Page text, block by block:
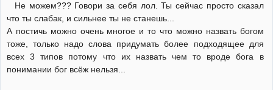
Не можем??? Говори за себя лол. Ты сейчас просто сказал
что ты слабак, и сильнее ты не станешь...
А постичь можно очень многое и то что можно назвать богом
тоже, только надо слова придумать более подходящее для
всех 3 типов потому что их назвать чем то вроде бога в
понимании бог всёж нельзя...